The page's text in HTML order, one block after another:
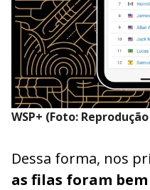
WSP+ (Foto:
Dessa forma, nos
as filas foram